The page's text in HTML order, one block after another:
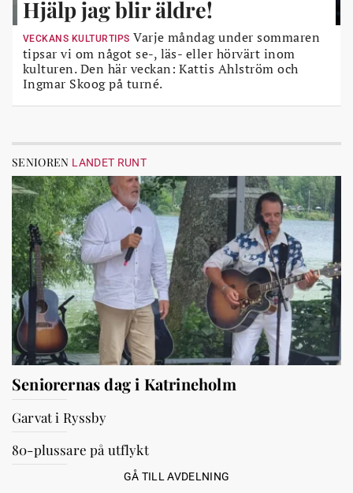
Hjälp jag blir äldre!
VECKANS KULTURTIPS Varje måndag under sommaren
tipsar vi om något se-, läs- eller hörvärt inom
kulturen. Den här veckan: Kattis Ahlström och
Ingmar Skoog på turné.
SENIOREN LANDET RUNT
Seniorernas dag i Katrineholm
Garvat i Ryssby
80-plussare på utflykt
GÅ TILL AVDELNING